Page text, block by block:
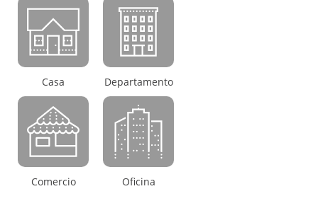
Casa Departamento
Comercio Oficina